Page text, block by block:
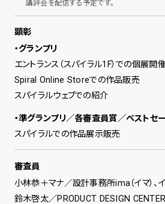
講評会を配信する予定です。
顕彰
・グランプリ
エントランス（スパイラル1F）での個展
Spiral Online Storeでの作品販売
スパイラルウェブでの紹介
・準グランプリ／各審査員賞／ベストセ
スパイラルでの作品展示販売
審査員
小林恭＋マナ／設計事務所ima（イマ）、
鈴木啓太／PRODUCT DESIGN CENTER